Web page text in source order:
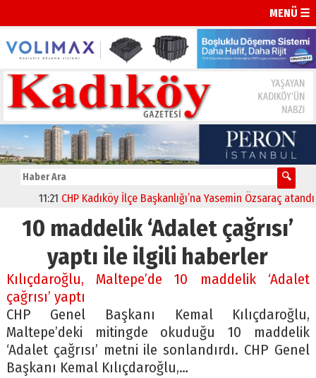
MENÜ ☰
11:21 CHP Kadıköy İlçe Başkanlığı’na Yasemin Özsaraç atandı
10 maddelik ‘Adalet çağrısı’
yaptı ile ilgili haberler
Kılıçdaroğlu, Maltepe’de 10 maddelik ‘Adalet
çağrısı’ yaptı
CHP Genel Başkanı Kemal Kılıçdaroğlu,
Maltepe’deki mitingde okuduğu 10 maddelik
‘Adalet çağrısı’ metni ile sonlandırdı. CHP Genel
Başkanı Kemal Kılıçdaroğlu,…